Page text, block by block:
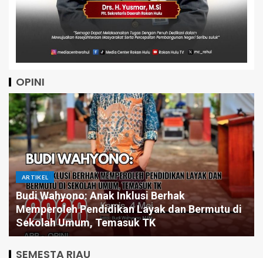
OPINI
Bermutu di
ARTIKEL
Pintar Saja Tidak Cukup, Mengapa
Butuh Pemimpin yang Jago Eksekusi
SEMESTA RIAU